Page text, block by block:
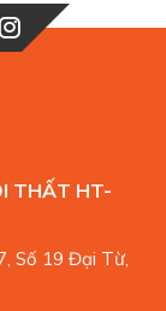
THẤT HT-
Số 19 Đại Từ,